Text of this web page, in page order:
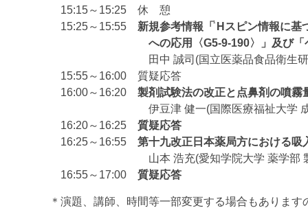
15:15～15:25 休 憩
15:25～15:55 新規参考情報「1
Hスピン情報に基
への応用〈G5-9-190〉」及び「ヘスペ
田中 誠司(国立医薬品食品衛生研究所
15:55～16:00 質疑応答
16:00～16:20 製剤試験法の改正と点鼻剤の噴霧
伊豆津 健一(国際医療福祉大学 成田
16:20～16:25 質疑応答
16:25～16:55 第十九改正日本薬局方における
山本 浩充(愛知学院大学 薬学部 製剤
16:55～17:00 質疑応答
＊演題、講師、時間等一部変更する場合もありま